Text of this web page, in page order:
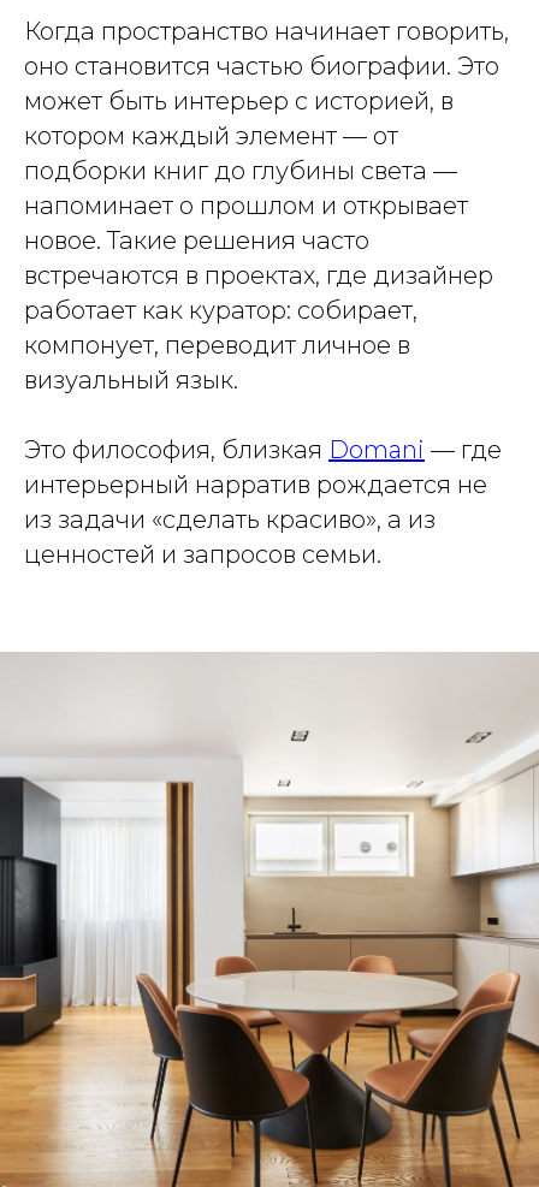
Когда пространство начинает говорить,
оно становится частью биографии. Это
может быть интерьер с историей, в
котором каждый элемент — от
подборки книг до глубины света —
напоминает о прошлом и открывает
новое. Такие решения часто
встречаются в проектах, где дизайнер
работает как куратор: собирает,
компонует, переводит личное в
визуальный язык.
Это философия, близкая Domani — где
интерьерный нарратив рождается не
из задачи «сделать красиво», а из
ценностей и запросов семьи.